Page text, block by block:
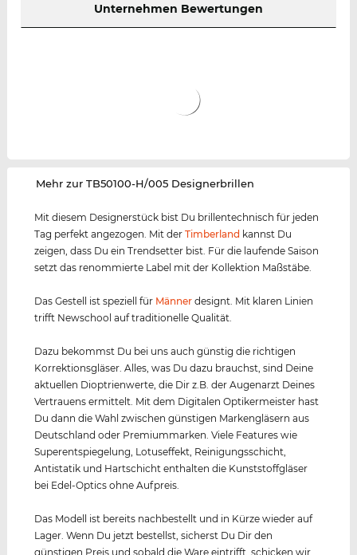
Unternehmen Bewertungen
‌Mehr zur TB50100-H/005 Designerbrillen
Mit diesem Designerstück bist Du brillentechnisch für jeden
Tag perfekt angezogen. Mit derTimberland kannst Du
zeigen, dass Du ein Trendsetter bist. Für die laufende Saison
setzt das renommierte Label mit der Kollektion Maßstäbe.
Das Gestell ist speziell für Männer designt. Mit klaren Linien
trifft Newschool auf traditionelle Qualität.
Dazu bekommst Du bei uns auch günstig die richtigen
Korrektionsgläser. Alles, was Du dazu brauchst, sind Deine
aktuellen Dioptrienwerte, die Dir z.B. der Augenarzt Deines
Vertrauens ermittelt. Mit dem Digitalen Optikermeister hast
Du dann die Wahl zwischen günstigen Markengläsern aus
Deutschland oder Premiummarken. Viele Features wie
Superentspiegelung, Lotuseffekt, Reinigungsschicht,
Antistatik und Hartschicht enthalten die Kunststoffgläser
bei Edel-Optics ohne Aufpreis.
Das Modell ist bereits nachbestellt und in Kürze wieder auf
Lager. Wenn Du jetzt bestellst, sicherst Du Dir den
günstigen Preis und sobald die Ware eintrifft, schicken wir